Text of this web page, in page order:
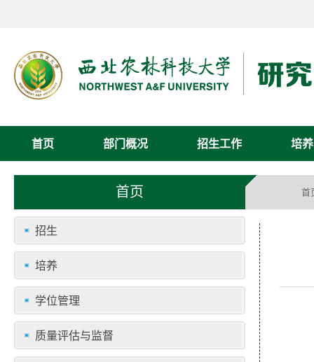
首页 部门概况 招生工作 培
首页 首
招生
培养
学位管理
质量评估与监督